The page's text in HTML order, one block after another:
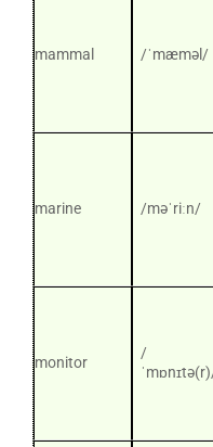
mammal /ˈmæməl/
marine /məˈriːn/
monitor
/